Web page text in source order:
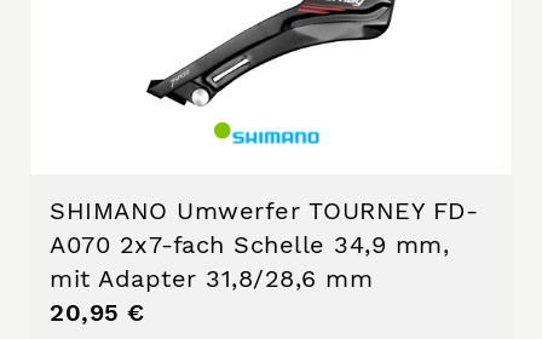
SHIMANO Umwerfer TOURNEY FD-
A070 2x7-fach Schelle 34,9 mm,
mit Adapter 31,8/28,6 mm
20,95 €